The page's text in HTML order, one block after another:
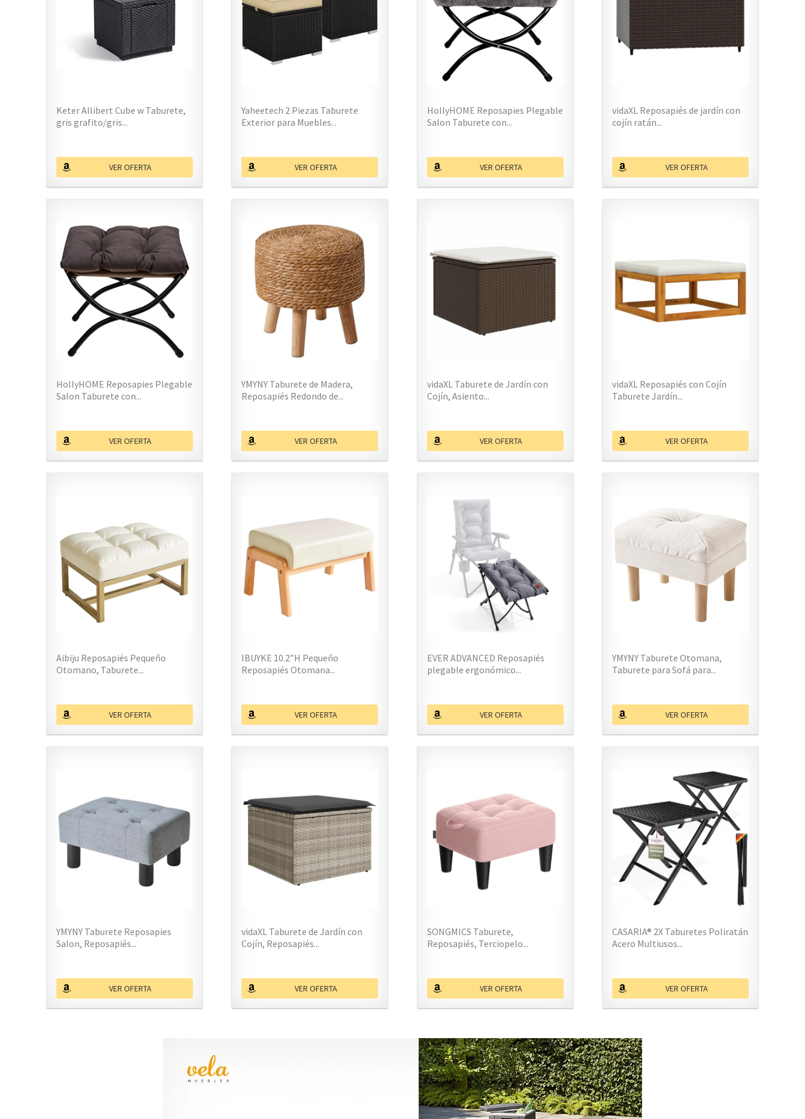
Keter Allibert Cube w Taburete,
gris grafito/gris...
VER OFERTA
Yaheetech 2 Piezas Taburete
Exterior para Muebles...
VER OFERTA
HollyHOME Reposapies Plegable
Salon Taburete con...
VER OFERTA
vidaXL Reposapiés de jardín con
cojín ratán...
VER OFERTA
HollyHOME Reposapies Plegable
Salon Taburete con...
VER OFERTA
YMYNY Taburete de Madera,
Reposapiés Redondo de...
VER OFERTA
vidaXL Taburete de Jardín con
Cojín, Asiento...
VER OFERTA
vidaXL Reposapiés con Cojín
Taburete Jardín...
VER OFERTA
Aibiju Reposapiés Pequeño
Otomano, Taburete...
VER OFERTA
IBUYKE 10.2”H Pequeño
Reposapiés Otomana...
VER OFERTA
EVER ADVANCED Reposapiés
plegable ergonómico...
VER OFERTA
YMYNY Taburete Otomana,
Taburete para Sofá para...
VER OFERTA
YMYNY Taburete Reposapies
Salon, Reposapiés...
VER OFERTA
vidaXL Taburete de Jardín con
Cojín, Reposapiés...
VER OFERTA
SONGMICS Taburete,
Reposapiés, Terciopelo...
VER OFERTA
CASARIA® 2X Taburetes Poliratán
Acero Multiusos...
VER OFERTA